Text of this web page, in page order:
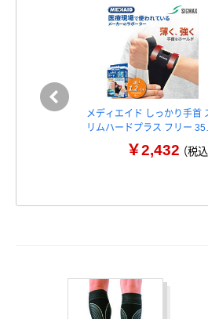
メディエイド しっかり手首
リムハードプラス フリー
￥2,432（税込